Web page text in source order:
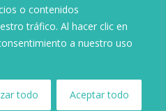
o contenidos
tráfico. Al hacer clic en
a nuestro uso
todo Aceptar todo
|POLÍTICA DE COOKIES|
2026. Todos los derechos